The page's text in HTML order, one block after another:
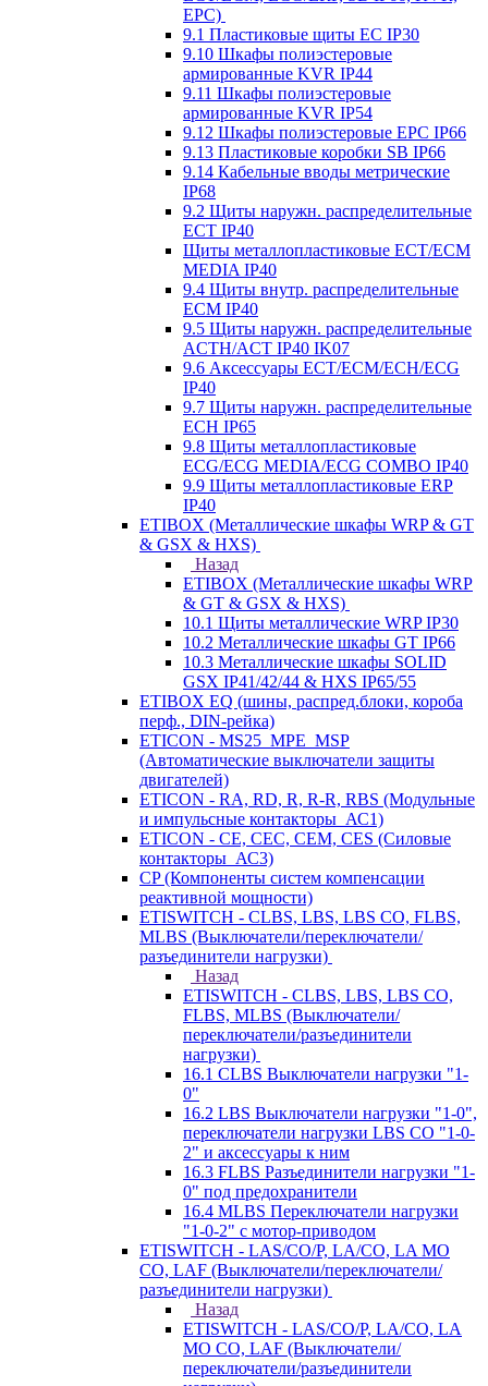
EPC)
9.1 Пластиковые щиты EC IP30
9.10 Шкафы полиэстеровые
армированные KVR IP44
9.11 Шкафы полиэстеровые
армированные KVR IP54
9.12 Шкафы полиэстеровые EPC IP66
9.13 Пластиковые коробки SB IP66
9.14 Кабельные вводы метрические
IP68
9.2 Щиты наружн. распределительные
ECT IP40
Щиты металлопластиковые ECT/ECM
MEDIA IP40
9.4 Щиты внутр. распределительные
ECМ IP40
9.5 Щиты наружн. распределительные
ACTH/ACT IP40 IK07
9.6 Аксессуары ECT/ECM/ECH/ECG
IP40
9.7 Щиты наружн. распределительные
ECH IP65
9.8 Щиты металлопластиковые
ECG/ECG MEDIA/ECG COMBO IP40
9.9 Щиты металлопластиковые ERP
IP40
ETIBOX (Металлические шкафы WRP & GT
& GSX & HXS)
Назад
ETIBOX (Металлические шкафы WRP
& GT & GSX & HXS)
10.1 Щиты металлические WRP IP30
10.2 Металлические шкафы GT IP66
10.3 Металлические шкафы SOLID
GSX IP41/42/44 & HXS IP65/55
ETIBOX EQ (шины, распред.блоки, короба
перф., DIN-рейка)
ETICON - MS25_MPE_MSP
(Автоматические выключатели защиты
двигателей)
ETICON - RA, RD, R, R-R, RBS (Модульные
и импульсные контакторы_АС1)
ETICON - CE, CEC, CEM, CES (Силовые
контакторы_АС3)
CP (Компоненты систем компенсации
реактивной мощности)
ETISWITCH - CLBS, LBS, LBS CO, FLBS,
MLBS (Выключатели/переключатели/
разъединители нагрузки)
Назад
ETISWITCH - CLBS, LBS, LBS CO,
FLBS, MLBS (Выключатели/
переключатели/разъединители
нагрузки)
16.1 CLBS Выключатели нагрузки "1-
0"
16.2 LBS Выключатели нагрузки "1-0",
переключатели нагрузки LBS CO "1-0-
2" и аксессуары к ним
16.3 FLBS Разъединители нагрузки "1-
0" под предохранители
16.4 MLBS Переключатели нагрузки
"1-0-2" с мотор-приводом
ETISWITCH - LAS/CO/P, LA/CO, LA MO
CO, LAF (Выключатели/переключатели/
разъединители нагрузки)
Назад
ETISWITCH - LAS/CO/P, LA/CO, LA
MO CO, LAF (Выключатели/
переключатели/разъединители